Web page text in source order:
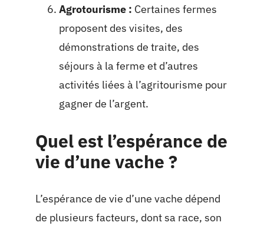
Agrotourisme : Certaines fermes
proposent des visites, des
démonstrations de traite, des
séjours à la ferme et d’autres
activités liées à l’agritourisme pour
gagner de l’argent.
Quel est l’espérance de
vie d’une vache ?
L’espérance de vie d’une vache dépend
de plusieurs facteurs, dont sa race, son